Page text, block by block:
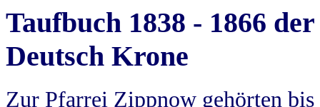
Taufbuch 1838 - 1866
Deutsch Krone
Zur Pfarrei Zippnow gehörten